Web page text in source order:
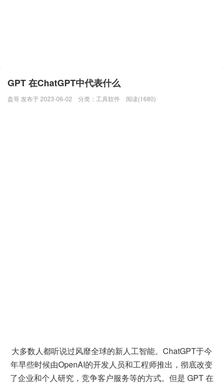
GPT 在ChatGPT中代表什么
盘哥 发布于 2023-06-02 分类： 工具软件 阅读(1680)
大多数人都听说过风靡全球的新人工智能。ChatGPT于今
年早些时候由OpenAI的开发人员和工程师推出，彻底改变
了企业和个人研究，竞争客户服务等的方式。但是 GPT 在